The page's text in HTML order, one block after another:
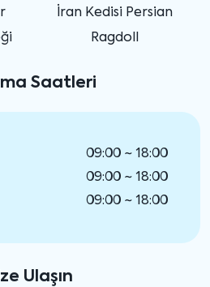
İran Kedisi Persian
Ragdoll
Saatleri
09:00 ~ 18:00
09:00 ~ 18:00
09:00 ~ 18:00
Ulaşın